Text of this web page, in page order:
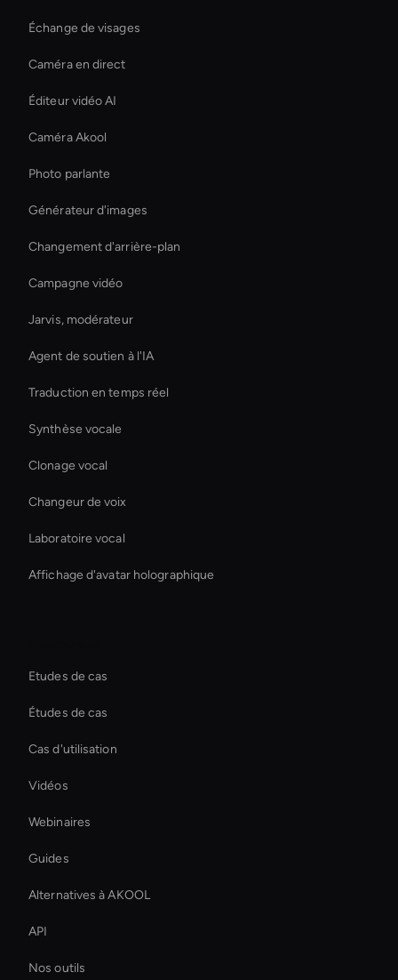
Échange de visages
Caméra en direct
Éditeur vidéo AI
Caméra Akool
Photo parlante
Générateur d'images
Changement d'arrière-plan
Campagne vidéo
Jarvis, modérateur
Agent de soutien à l'IA
Traduction en temps réel
Synthèse vocale
Clonage vocal
Changeur de voix
Laboratoire vocal
Affichage d'avatar holographique
Etudes de cas
Études de cas
Cas d'utilisation
Vidéos
Webinaires
Guides
Alternatives à AKOOL
API
Nos outils